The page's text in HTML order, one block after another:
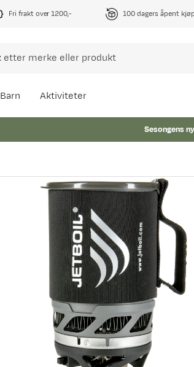
Fri frakt over 1200,- 100 dagers åpent
Barn Aktiviteter
Sesongens